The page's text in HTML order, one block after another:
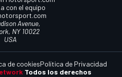
con el equipo
Avenue,
NY 10022
USA
Todos los derechos
de cookiesPolítica de Privacidad